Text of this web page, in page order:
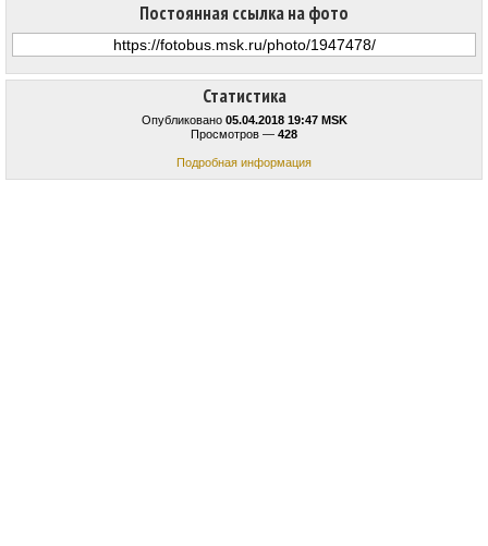
Статистика
Опубликовано 05.04.2018 19:47 MSK
Просмотров — 428
Подробная информация
Постоянная ссылка на фото